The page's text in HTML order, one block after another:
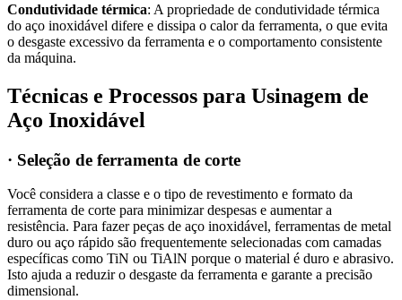
Condutividade térmica: A propriedade de condutividade térmica
do aço inoxidável difere e dissipa o calor da ferramenta, o que evita
o desgaste excessivo da ferramenta e o comportamento consistente
da máquina.
Técnicas e Processos para Usinagem de
Aço Inoxidável
· Seleção de ferramenta de corte
Você considera a classe e o tipo de revestimento e formato da
ferramenta de corte para minimizar despesas e aumentar a
resistência. Para fazer peças de aço inoxidável, ferramentas de metal
duro ou aço rápido são frequentemente selecionadas com camadas
específicas como TiN ou TiAlN porque o material é duro e abrasivo.
Isto ajuda a reduzir o desgaste da ferramenta e garante a precisão
dimensional.